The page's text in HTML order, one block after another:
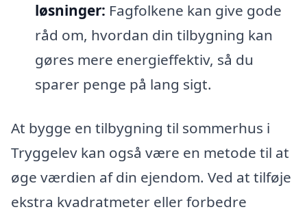
løsninger: Fagfolkene kan give gode
råd om, hvordan din tilbygning kan
gøres mere energieffektiv, så du
sparer penge på lang sigt.
At bygge en tilbygning til sommerhus i
Tryggelev kan også være en metode til at
øge værdien af din ejendom. Ved at tilføje
ekstra kvadratmeter eller forbedre